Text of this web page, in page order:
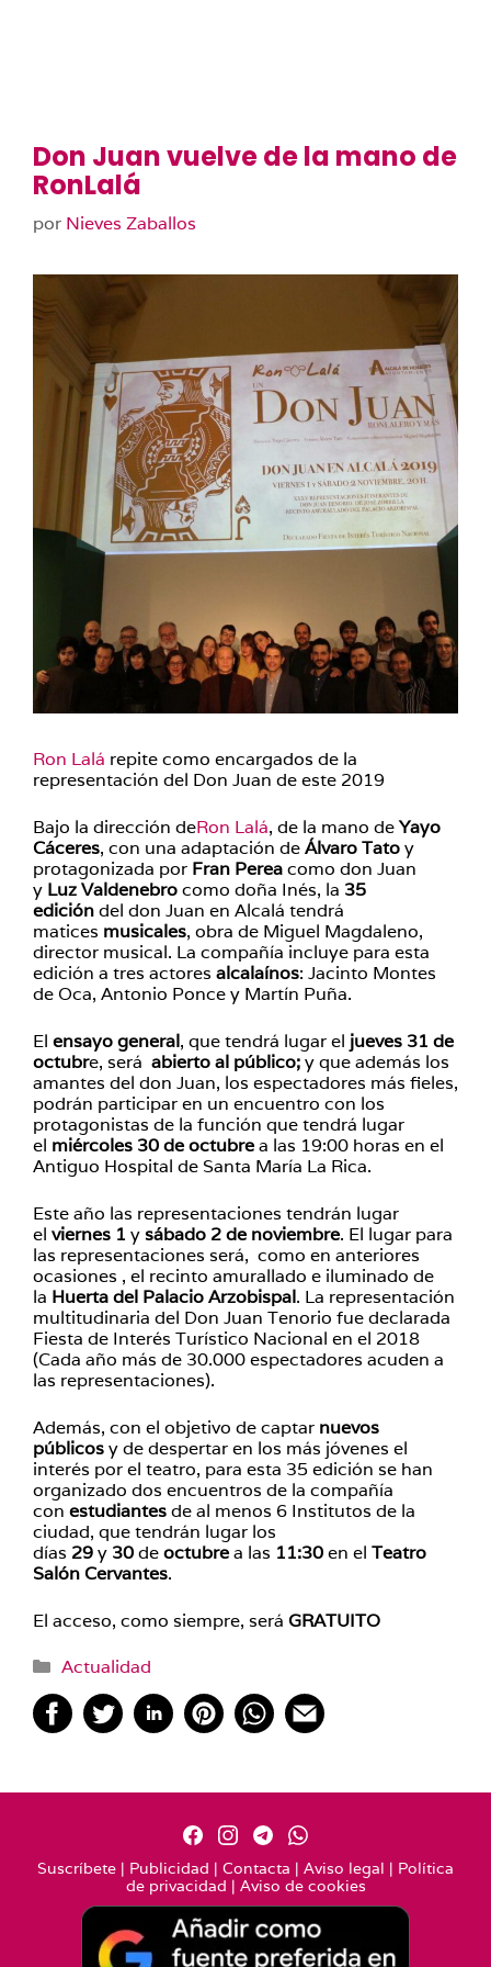
Don Juan vuelve de la mano de
RonLalá
por Nieves Zaballos
Ron Lalá repite como encargados de la
representación del Don Juan de este 2019
Bajo la dirección deRon Lalá, de la mano deYayo
Cáceres, con una adaptación deÁlvaro Tatoy
protagonizada por Fran Pereacomo don Juan
y Luz Valdenebrocomo doña Inés, la 35
edicióndel don Juan en Alcalá tendrá
matices musicales, obra de Miguel Magdaleno,
director musical. La compañía incluye para esta
edición a tres actores alcalaínos: Jacinto Montes
de Oca, Antonio Ponce y Martín Puña.
El ensayo general, que tendrá lugar el jueves 31 de
octubre, será abierto al público;y que además los
amantes del don Juan, los espectadores más fieles,
podrán participar en un encuentro con los
protagonistas de la función que tendrá lugar
el miércoles 30 de octubrea las 19:00 horas en el
Antiguo Hospital de Santa María La Rica.
Este año las representaciones tendrán lugar
el viernes 1 y sábado 2 de noviembre. El lugar para
las representaciones será, como en anteriores
ocasiones , el recinto amurallado e iluminado de
la Huerta del Palacio Arzobispal. La representación
multitudinaria del Don Juan Tenorio fue declarada
Fiesta de Interés Turístico Nacional en el 2018
(Cada año más de 30.000 espectadores acuden a
las representaciones).
Además, con el objetivo de captar nuevos
públicosy de despertar en los más jóvenes el
interés por el teatro, para esta 35 edición se han
organizado dos encuentros de la compañía
con estudiantesde al menos 6 Institutos de la
ciudad, que tendrán lugar los
días 29y 30deoctubrea las 11:30en el Teatro
Salón Cervantes.
El acceso, como siempre, será GRATUITO
Categorías
Actualidad
Suscríbete | Publicidad | Contacta | Aviso legal | Política
de privacidad | Aviso de cookies